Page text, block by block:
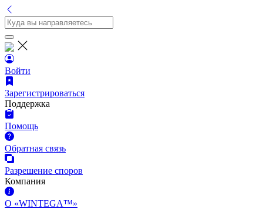
Войти
Зарегистрироваться
Поддержка
Помощь
Обратная связь
Разрешение споров
Компания
О «WINTEGA™»